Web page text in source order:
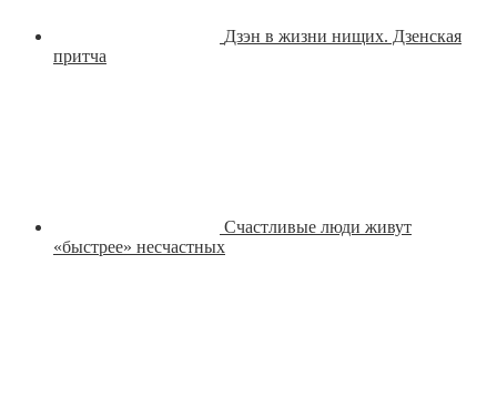
Дзэн в жизни нищих. Дзенская
притча
Счастливые люди живут
«быстрее» несчастных